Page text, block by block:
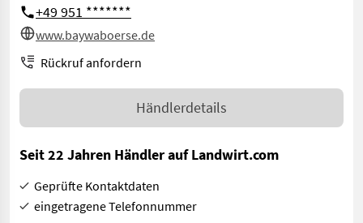
+49 951 *******
www.baywaboerse.de
Rückruf anfordern
Händlerdetails
Seit 22 Jahren Händler auf Landwirt.com
Geprüfte Kontaktdaten
eingetragene Telefonnummer